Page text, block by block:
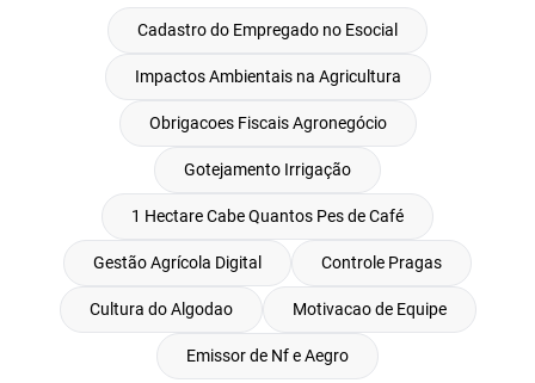
Cadastro do Empregado no Esocial
Impactos Ambientais na Agricultura
Obrigacoes Fiscais Agronegócio
Gotejamento Irrigação
1 Hectare Cabe Quantos Pes de Café
Gestão Agrícola Digital Controle Pragas
Cultura do Algodao Motivacao de Equipe
Emissor de Nf e Aegro